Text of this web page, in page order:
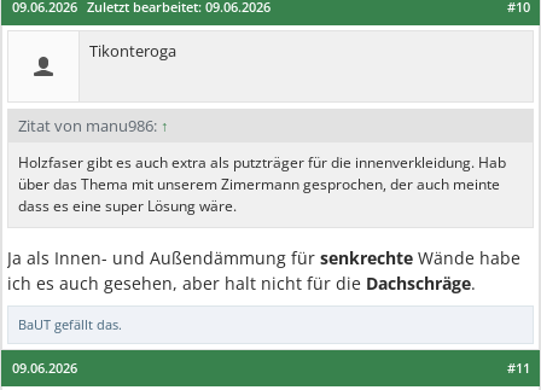
#10
09.06.2026 Zuletzt bearbeitet: 09.06.2026
Tikonteroga
Zitat von manu986: ↑
Holzfaser gibt es auch extra als putzträger für die innenverkleidung. Hab
über das Thema mit unserem Zimermann gesprochen, der auch meinte
dass es eine super Lösung wäre.
Ja als Innen- und Außendämmung für senkrechte Wände habe
ich es auch gesehen, aber halt nicht für die Dachschräge.
BaUT gefällt das.
#11
09.06.2026